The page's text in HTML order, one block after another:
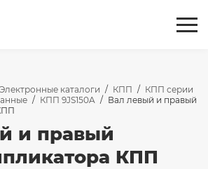
Электронные каталоги / КПП / КПП серии
/ КПП 9JS150A / Вал левый и правый
и правый
КПП